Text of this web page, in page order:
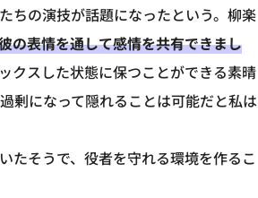
ちの演技が話題になったという。柳楽
の表情を通して感情を共有できまし
クスした状態に保つことができる素晴
剰になって隠れることは可能だと私は
たそうで、役者を守れる環境を作るこ